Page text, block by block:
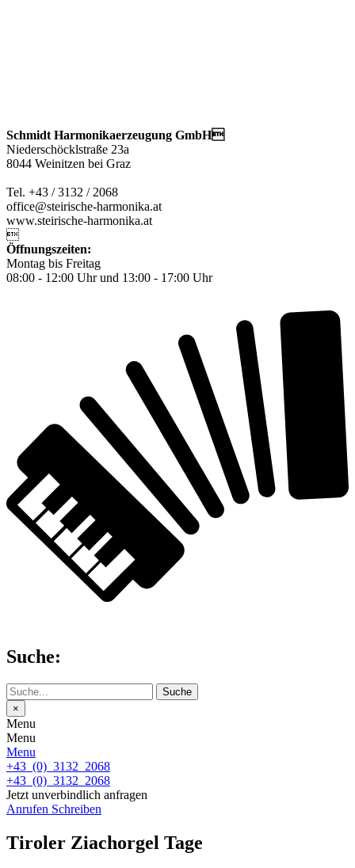
Schmidt Harmonikaerzeugung GmbH
Niederschöcklstraße 23a
8044 Weinitzen bei Graz
Tel. +43 / 3132 / 2068
office@steirische-harmonika.at
www.steirische-harmonika.at

Öffnungszeiten:
Montag bis Freitag
08:00 - 12:00 Uhr und 13:00 - 17:00 Uhr
Suche:
Suche
×
Menu
Menu
Menu
+43 (0) 3132 2068
+43 (0) 3132 2068
Jetzt unverbindlich anfragen
Anrufen Schreiben
Tiroler Ziachorgel Tage